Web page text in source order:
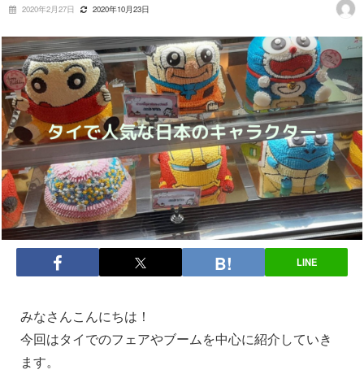
2020年2月27日 2020年10月23日
LINE
みなさんこんにちは！
今回はタイでのフェアやブームを中心に紹介していき
ます。